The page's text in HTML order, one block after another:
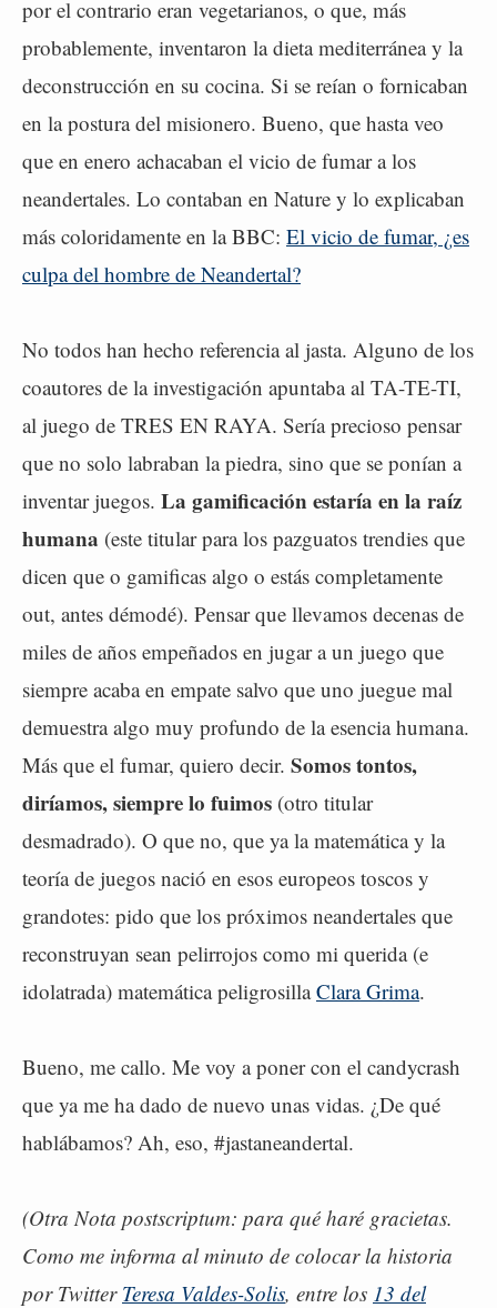
por el contrario eran vegetarianos, o que, más
probablemente, inventaron la dieta mediterránea y la
deconstrucción en su cocina. Si se reían o fornicaban
en la postura del misionero. Bueno, que hasta veo
que en enero achacaban el vicio de fumar a los
neandertales. Lo contaban en Nature y lo explicaban
más coloridamente en la BBC: El vicio de fumar, ¿es
culpa del hombre de Neandertal?
No todos han hecho referencia al jasta. Alguno de los
coautores de la investigación apuntaba al TA-TE-TI,
al juego de TRES EN RAYA. Sería precioso pensar
que no solo labraban la piedra, sino que se ponían a
inventar juegos. La gamificación estaría en la raíz
humana (este titular para los pazguatos trendies que
dicen que o gamificas algo o estás completamente
out, antes démodé). Pensar que llevamos decenas de
miles de años empeñados en jugar a un juego que
siempre acaba en empate salvo que uno juegue mal
demuestra algo muy profundo de la esencia humana.
Más que el fumar, quiero decir. Somos tontos,
diríamos, siempre lo fuimos (otro titular
desmadrado). O que no, que ya la matemática y la
teoría de juegos nació en esos europeos toscos y
grandotes: pido que los próximos neandertales que
reconstruyan sean pelirrojos como mi querida (e
idolatrada) matemática peligrosillaClara Grima.
Bueno, me callo. Me voy a poner con el candycrash
que ya me ha dado de nuevo unas vidas. ¿De qué
hablábamos? Ah, eso, #jastaneandertal.
(Otra Nota postscriptum: para qué haré gracietas.
Como me informa al minuto de colocar la historia
por Twitter Teresa Valdes-Solis, entre los 13 del